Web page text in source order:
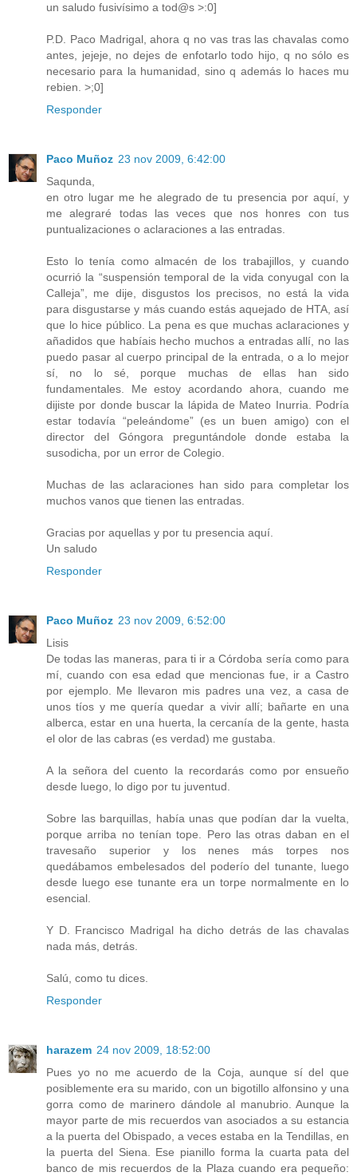
un saludo fusivísimo a tod@s >:0]
P.D. Paco Madrigal, ahora q no vas tras las chavalas como
antes, jejeje, no dejes de enfotarlo todo hijo, q no sólo es
necesario para la humanidad, sino q además lo haces mu
rebien. >;0]
Responder
Paco Muñoz 23 nov 2009, 6:42:00
Saqunda,
en otro lugar me he alegrado de tu presencia por aquí, y
me alegraré todas las veces que nos honres con tus
puntualizaciones o aclaraciones a las entradas.
Esto lo tenía como almacén de los trabajillos, y cuando
ocurrió la “suspensión temporal de la vida conyugal con la
Calleja”, me dije, disgustos los precisos, no está la vida
para disgustarse y más cuando estás aquejado de HTA, así
que lo hice público. La pena es que muchas aclaraciones y
añadidos que habíais hecho muchos a entradas allí, no las
puedo pasar al cuerpo principal de la entrada, o a lo mejor
sí, no lo sé, porque muchas de ellas han sido
fundamentales. Me estoy acordando ahora, cuando me
dijiste por donde buscar la lápida de Mateo Inurria. Podría
estar todavía “peleándome” (es un buen amigo) con el
director del Góngora preguntándole donde estaba la
susodicha, por un error de Colegio.
Muchas de las aclaraciones han sido para completar los
muchos vanos que tienen las entradas.
Gracias por aquellas y por tu presencia aquí.
Un saludo
Responder
Paco Muñoz 23 nov 2009, 6:52:00
Lisis
De todas las maneras, para ti ir a Córdoba sería como para
mí, cuando con esa edad que mencionas fue, ir a Castro
por ejemplo. Me llevaron mis padres una vez, a casa de
unos tíos y me quería quedar a vivir allí; bañarte en una
alberca, estar en una huerta, la cercanía de la gente, hasta
el olor de las cabras (es verdad) me gustaba.
A la señora del cuento la recordarás como por ensueño
desde luego, lo digo por tu juventud.
Sobre las barquillas, había unas que podían dar la vuelta,
porque arriba no tenían tope. Pero las otras daban en el
travesaño superior y los nenes más torpes nos
quedábamos embelesados del poderío del tunante, luego
desde luego ese tunante era un torpe normalmente en lo
esencial.
Y D. Francisco Madrigal ha dicho detrás de las chavalas
nada más, detrás.
Salú, como tu dices.
Responder
harazem 24 nov 2009, 18:52:00
Pues yo no me acuerdo de la Coja, aunque sí del que
posiblemente era su marido, con un bigotillo alfonsino y una
gorra como de marinero dándole al manubrio. Aunque la
mayor parte de mis recuerdos van asociados a su estancia
a la puerta del Obispado, a veces estaba en la Tendillas, en
la puerta del Siena. Ese pianillo forma la cuarta pata del
banco de mis recuerdos de la Plaza cuando era pequeño: